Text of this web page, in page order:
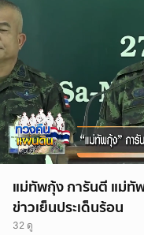
แม่ทัพกุ้ง การันตี แม่ทั
ข่าวเย็นประเด็นร้อน
32 ดู